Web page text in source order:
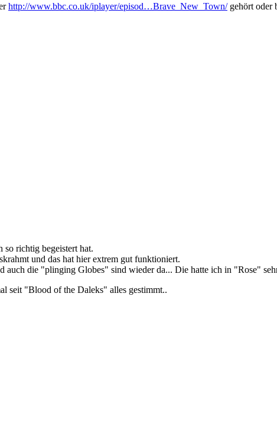
http://www.bbc.co.uk/iplayer/episod…Brave_New_Town/gehört oder
richtig begeistert hat.
und das hat hier extrem gut funktioniert.
die "plinging Globes" sind wieder da... Die hatte ich in "Rose"
seit "Blood of the Daleks" alles gestimmt..